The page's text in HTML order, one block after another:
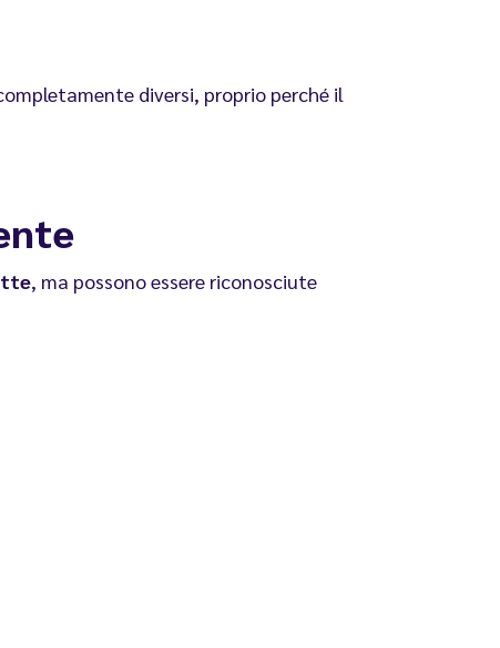
diversi, proprio perché il
, ma possono essere riconosciute